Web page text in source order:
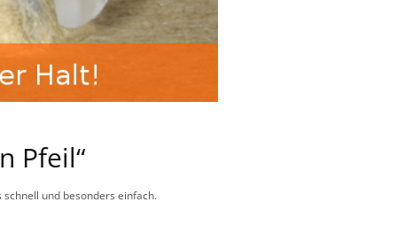
Pfeil“
und besonders einfach.